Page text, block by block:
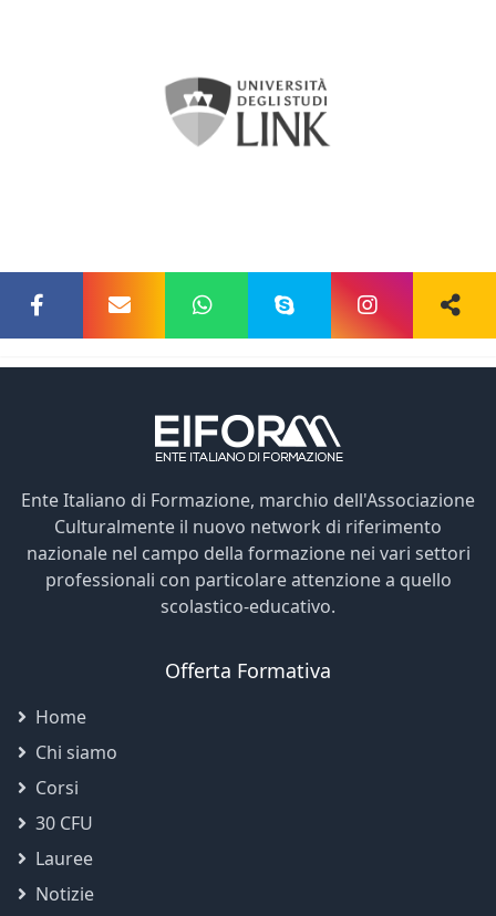
Ente Italiano di Formazione, marchio dell'Associazione
Culturalmente il nuovo network di riferimento
nazionale nel campo della formazione nei vari settori
professionali con particolare attenzione a quello
scolastico-educativo.
Offerta Formativa
Home
Chi siamo
Corsi
30 CFU
Lauree
Notizie